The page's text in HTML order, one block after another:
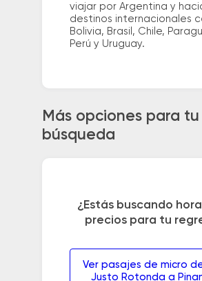
viajar por Argentina y
destinos internacionales
Bolivia, Brasil, Chile,
Perú y Uruguay.
Más opciones para tu
búsqueda
¿Estás buscando
precios para tu
Ver pasajes de micro
Justo Rotonda a